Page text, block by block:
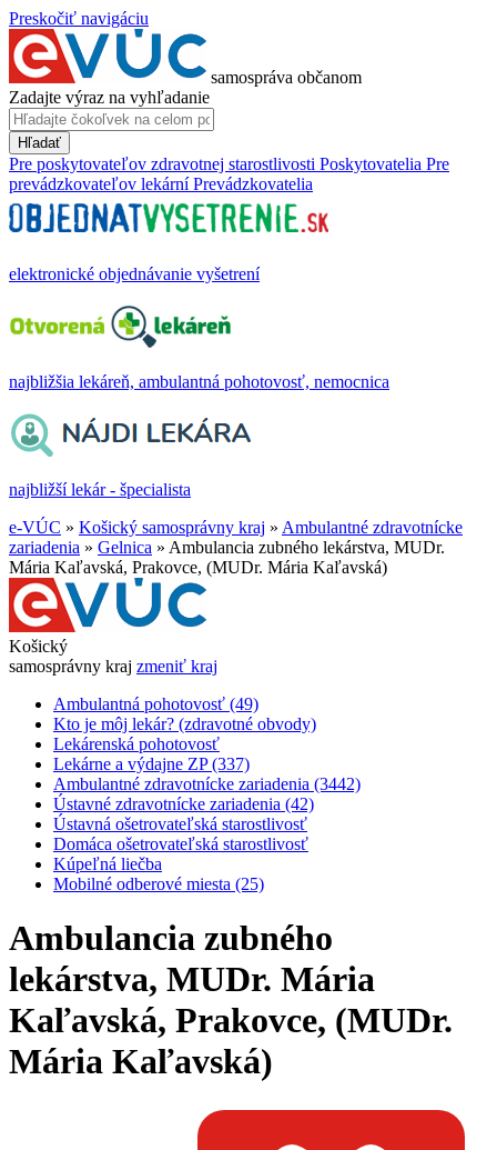
Preskočiť navigáciu
samospráva občanom
Zadajte výraz na vyhľadanie
Hľadať
Pre poskytovateľov zdravotnej starostlivosti Poskytovatelia Pre
prevádzkovateľov lekární Prevádzkovatelia
elektronické objednávanie vyšetrení
najbližšia lekáreň, ambulantná pohotovosť, nemocnica
najbližší lekár - špecialista
e-VÚC » Košický samosprávny kraj » Ambulantné zdravotnícke
zariadenia » Gelnica » Ambulancia zubného lekárstva, MUDr.
Mária Kaľavská, Prakovce, (MUDr. Mária Kaľavská)
Košický
samosprávny kraj zmeniť kraj
Ambulantná pohotovosť (49)
Kto je môj lekár? (zdravotné obvody)
Lekárenská pohotovosť
Lekárne a výdajne ZP (337)
Ambulantné zdravotnícke zariadenia (3442)
Ústavné zdravotnícke zariadenia (42)
Ústavná ošetrovateľská starostlivosť
Domáca ošetrovateľská starostlivosť
Kúpeľná liečba
Mobilné odberové miesta (25)
Ambulancia zubného
lekárstva, MUDr. Mária
Kaľavská, Prakovce, (MUDr.
Mária Kaľavská)